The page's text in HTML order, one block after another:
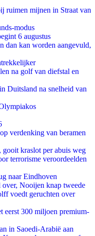
ruimen mijnen in Straat van
modus
6 augustus
dan kan worden aangevuld,
na golf van diefstal en
Duitsland na snelheid van
verdenking van beramen
kraslot per abuis weg
terrorisme veroordeelden
naar Eindhoven
Nooijen knap tweede
voedt geruchten over
eerst 300 miljoen premium-
in Saoedi-Arabië aan